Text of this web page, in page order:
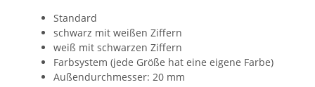
Standard
schwarz mit weißen Ziffern
weiß mit schwarzen Ziffern
Farbsystem (jede Größe hat eine eigene Farbe)
Außendurchmesser: 20 mm